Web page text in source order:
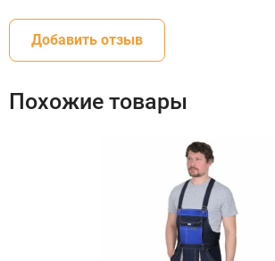
Добавить отзыв
Похожие товары